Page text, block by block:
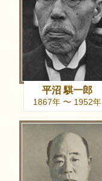
平沼 騏一郎
1867年 〜 1952年